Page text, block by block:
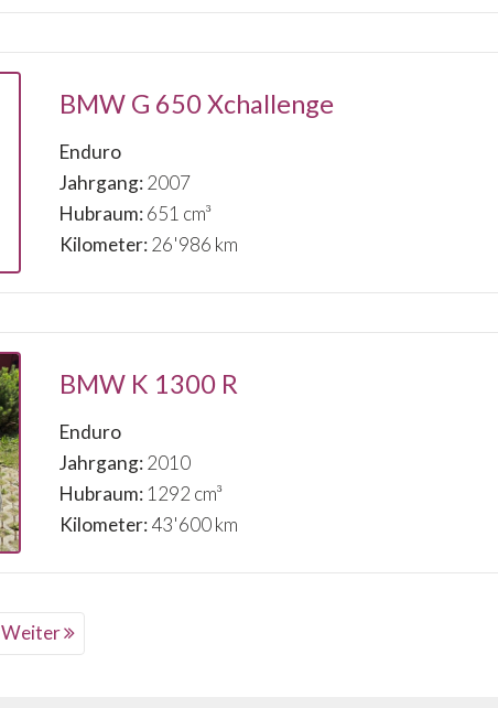
BMW G 650 Xchallenge
Enduro
Jahrgang:2007
Hubraum:651 cm³
Kilometer:26'986 km
BMW K 1300 R
Enduro
Jahrgang:2010
Hubraum:1292 cm³
Kilometer:43'600 km
Weiter